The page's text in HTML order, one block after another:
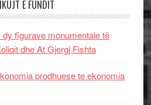
E FUNDIT
figurave monumentale të
dhe At Gjergj Fishta
prodhuese te ekonomia